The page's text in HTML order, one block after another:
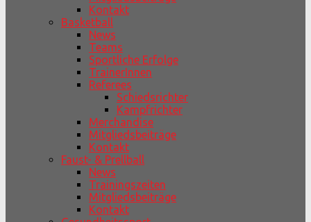
Kontakt
Basketball
News
Teams
Sportliche Erfolge
TrainerInnen
Referees
Schiedsrichter
Kampfrichter
Merchandise
Mitgliedsbeiträge
Kontakt
Faust- & Prellball
News
Trainingszeiten
Mitgliedsbeiträge
Kontakt